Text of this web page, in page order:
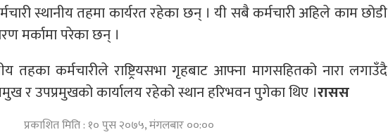
स्थानीय तहमा कार्यरत रहेका छन् । यी सबै कर्मचारी अहिले काम छोडी
मर्कामा परेका छन् ।
कर्मचारीले राष्ट्रियसभा गृहबाट आफ्ना मागसहितको नारा लगाउँदै
र उपप्रमुखको कार्यालय रहेको स्थान हरिभवन पुगेका थिए ।रासस
प्रकाशित मिति : १० पुस २०७५, मंगलबार ००:००